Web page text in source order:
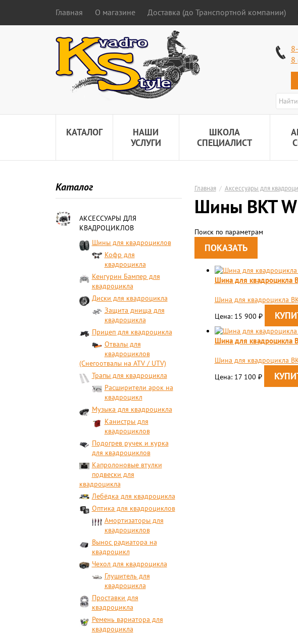
Главная О магазине Доставка (до Транспортной компании)
8
КАТАЛОГ
НАШИ
УСЛУГИ
ШКОЛА
СПЕЦИАЛИСТ
Каталог
АКСЕССУАРЫ ДЛЯ
КВАДРОЦИКЛОВ
Шины для квадроциклов
Кофр для
квадроцикла
Кенгурин Бампер для
квадроцикла
Диски для квадроцикла
Защита днища для
квадроцикла
Прицеп для квадроцикла
Отвалы для
квадроциклов
(Снегоотвалы на ATV / UTV)
Трапы для квадроцикла
Расширители арок на
квадроцикл
Музыка для квадроцикла
Канистры для
квадроциклов
Подогрев ручек и курка
для квадроциклов
Капролоновые втулки
подвески для
квадроцикла
Лебёдка для квадроцикла
Оптика для квадроциклов
Амортизаторы для
квадроциклов
Вынос радиатора на
квадроцикл
Чехол для квадроцикла
Глушитель для
квадроцикла
Проставки для
квадроцикла
Ремень вариатора для
квадроцикла
Главная / Аксессуары для
Шины BKT
Поиск по параметрам
Шина для квадроцикла
Шина для квадроцикла
Цена: 15 900 ₽
Шина для квадроцикла
Шина для квадроцикла
Цена: 17 100 ₽